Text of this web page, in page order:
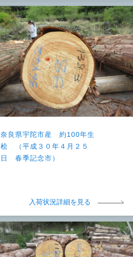
奈良県宇陀市産 約100年生
桧 （平成３０年４月２５
日 春季記念市）
入荷状況詳細を見る